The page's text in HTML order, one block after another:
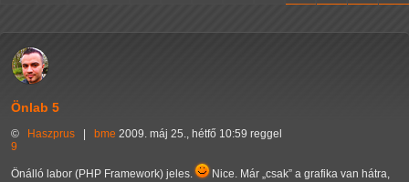
Önlab 5
© Haszprus bme 2009. máj 25., hétfő 10:59 reggel
9
Önálló labor (PHP Framework) jeles. Nice. Már csak a grafika van hátra,